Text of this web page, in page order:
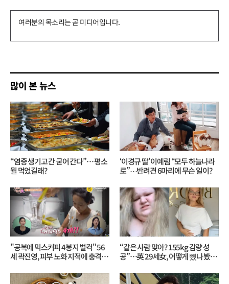
댓
기
많이 본 뉴스
“염증 생기고 간 굳어 간다”… 평소
뭘 먹었길래?
‘이경규 딸’ 이예림 “모두 하늘나라
로”⋯반려견 6마리에 무슨 일이?
"공복에 믹스커피 4봉지 벌컥" 56
세 곽진영, 피부 노화 지적에 충격…
“같은 사람 맞아? 155kg 감량 성
공”…英 29세女, 어떻게 뺐나 봤더